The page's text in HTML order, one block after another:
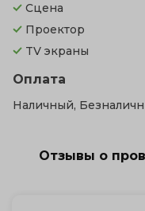
Сцена
Проектор
TV экраны
Оплата
Наличный,
Отзывы о